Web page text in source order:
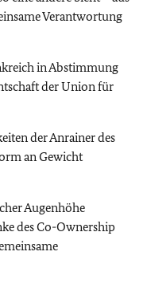
Verantwortung
in Abstimmung
der Union für
der Anrainer des
an Gewicht
Augenhöhe
des Co-Ownership